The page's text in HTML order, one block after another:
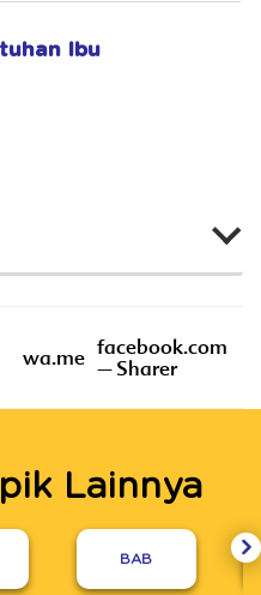
Ibu
wa.me facebook.com
– Sharer
Lainnya
BAB